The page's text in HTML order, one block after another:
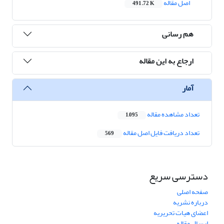
اصل مقاله 491.72 K
هم رسانی
ارجاع به این مقاله
آمار
تعداد مشاهده مقاله 1,095
تعداد دریافت فایل اصل مقاله 569
دسترسی سریع
صفحه اصلی
درباره نشریه
اعضای هیات تحریریه